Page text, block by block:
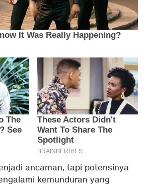
ancaman, tapi potensinya
kemunduran yang